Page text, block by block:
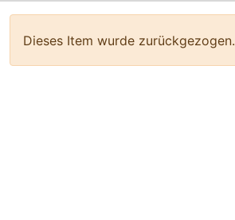
Dieses Item wurde zurückgezogen.